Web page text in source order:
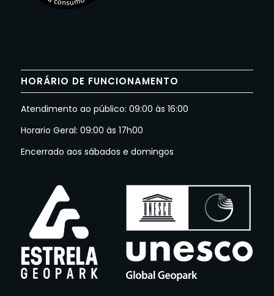
HORÁRIO DE FUNCIONAMENTO
Atendimento ao público: 09:00 às 16:00
Horario Geral: 09:00 às 17h00
Encerrado aos sábados e domingos